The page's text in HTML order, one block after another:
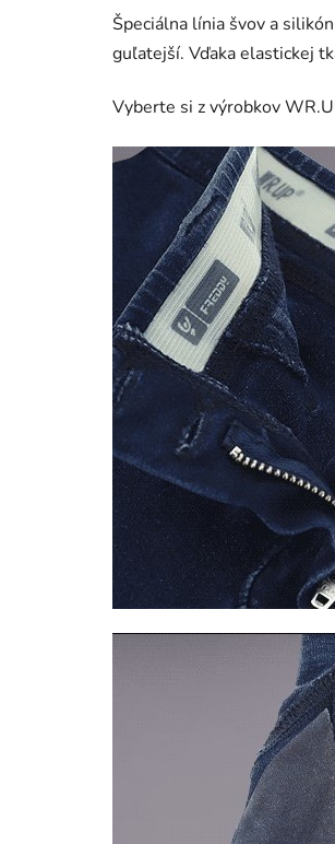
Špeciálna línia švov a
guľatejší. Vďaka elastickej
Vyberte si z výrobkov